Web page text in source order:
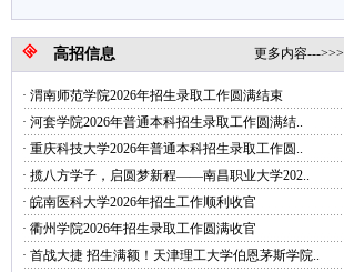
高招信息 更多内容--->>>
· 渭南师范学院2026年招生录取工作圆满结束
· 河套学院2026年普通本科招生录取工作圆满结..
· 重庆科技大学2026年普通本科招生录取工作圆..
· 揽八方学子，启圆梦新程——南昌职业大学202..
· 皖南医科大学2026年招生工作顺利收官
· 衢州学院2026年招生录取工作圆满收官
· 首战大捷 招生满额！天津理工大学伯恩茅斯学院..